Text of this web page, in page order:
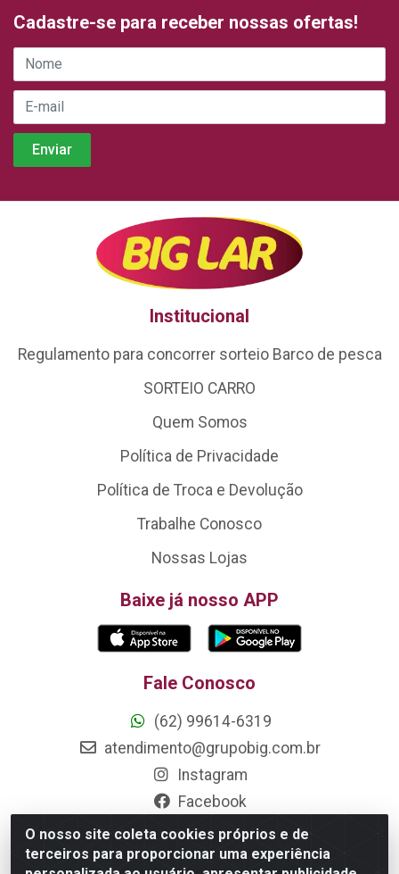
O nosso site coleta cookies próprios e de
terceiros para proporcionar uma experiência
Cadastre-se para receber nossas ofertas!
Institucional
Regulamento para concorrer sorteio Barco de pesca
SORTEIO CARRO
Quem Somos
Política de Privacidade
Política de Troca e Devolução
Trabalhe Conosco
Nossas Lojas
Baixe já nosso APP
Fale Conosco
(62) 99614-6319
atendimento@grupobig.com.br
Instagram
Facebook
Formas de Pagamento